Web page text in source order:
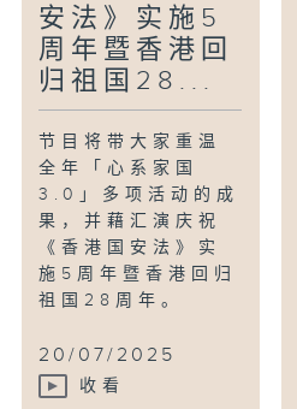
安法》实施5
周年暨香港回
归祖国28...
节目将带大家重温
全年「心系家国
3.0」多项活动的成
果，并藉汇演庆祝
《香港国安法》实
施5周年暨香港回归
祖国28周年。
20/07/2025
收看